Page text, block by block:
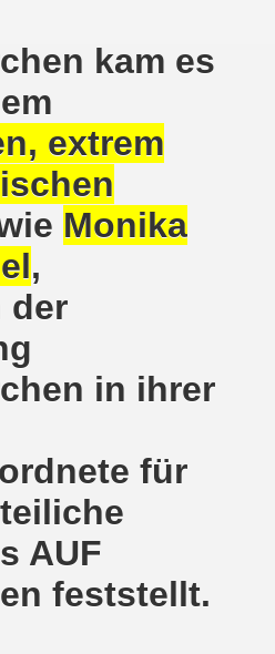
kam es
extrem
Monika
,
der
in ihrer
für
AUF
feststellt.
am 12.07.2021!
14.06.2021 müssen alle
Bewegung am
setzt Zeichen der Solidarität
Klare Kante gegen Corona-
Themen am 12.04.2021 der
großem Zuspruch -
steht konsequent
Grüße am 08.03.2021 zum
Bewegung am 08. März
katastrophale Flüchtlings-